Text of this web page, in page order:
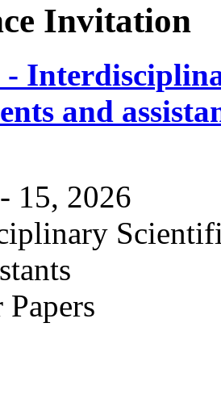
Invitation
and
15, 2026